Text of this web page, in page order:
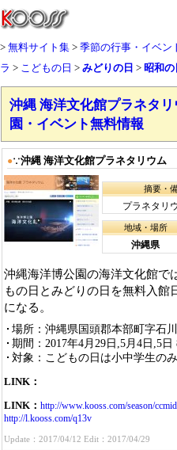
無料サイト集 季節の行事・イベン
ラ
こどもの日 みどりの日 昭和の
沖縄 海洋文化館プラネタ
園・イベント無料情報
●∵沖縄 海洋文化館プラネタリウム
摘要・
プラネタリ
地域・場所
沖縄県
沖縄海洋博公園の海洋文化館で
もの日とみどりの日を無料入館
になる。
場所：沖縄県国頭郡本部町字石
期間：2017年4月29日,5月4日,5日
対象：こどもの日は小中学生のみ
LINK：
LINK： http://www.kooss.com/season/
http://l.kooss.com/q13v
Update：2017/04/12 Edit：2017/04/29